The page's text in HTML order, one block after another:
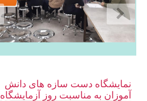
نمایشگاه دست سازه های دانش
آموزان به مناسبت روز آزمایشگاه